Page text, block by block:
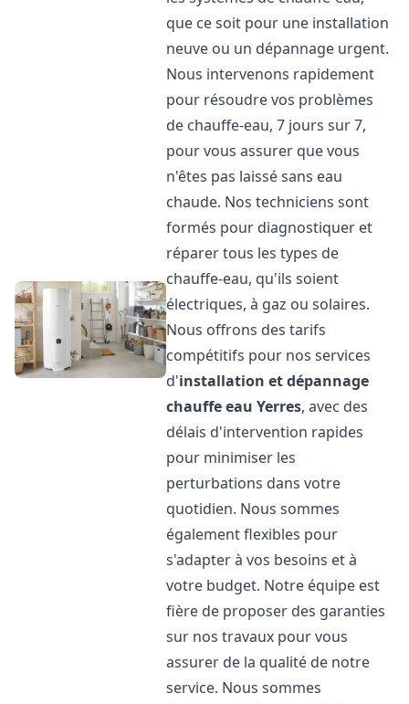
que ce soit pour une installation
neuve ou un dépannage urgent.
Nous intervenons rapidement
pour résoudre vos problèmes
de chauffe-eau, 7 jours sur 7,
pour vous assurer que vous
n'êtes pas laissé sans eau
chaude. Nos techniciens sont
formés pour diagnostiquer et
réparer tous les types de
chauffe-eau, qu'ils soient
électriques, à gaz ou solaires.
Nous offrons des tarifs
compétitifs pour nos services
d'installation et dépannage
chauffe eau Yerres, avec des
délais d'intervention rapides
pour minimiser les
perturbations dans votre
quotidien. Nous sommes
également flexibles pour
s'adapter à vos besoins et à
votre budget. Notre équipe est
fière de proposer des garanties
sur nos travaux pour vous
assurer de la qualité de notre
service. Nous sommes